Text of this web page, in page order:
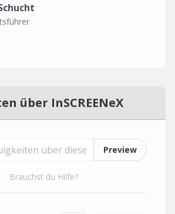
über InSCREENeX
Preview
Brauchst du Hilfe?